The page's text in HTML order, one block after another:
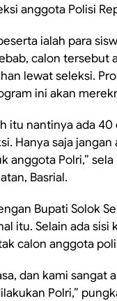
anggota Polisi
ialah para
calon
lewat seleksi.
ini akan
itu nantinya ada
Hanya saja
anggota Polri,”
Basrial.
Bupati Solok
itu. Selain ada
calon anggota
dan kami
Polri,”